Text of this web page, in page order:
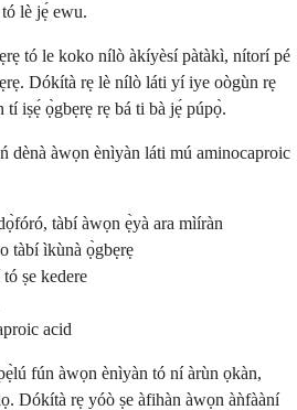
lè jẹ́ ewu.
tó le koko nílò àkíyèsí pàtàkì, nítorí pé
Dókítà rẹ lè nílò láti yí iye oògùn rẹ
iṣẹ́ ọ̀gbẹrẹ rẹ bá ti bà jẹ́ púpọ̀.
dènà àwọn ènìyàn láti mú aminocaproic
tàbí àwọn ẹ̀yà ara mìíràn
tàbí ìkùnà ọ̀gbẹrẹ
ṣe kedere
acid
fún àwọn ènìyàn tó ní àrùn ọkàn,
Dókítà rẹ yóò ṣe àfihàn àwọn àǹfààní